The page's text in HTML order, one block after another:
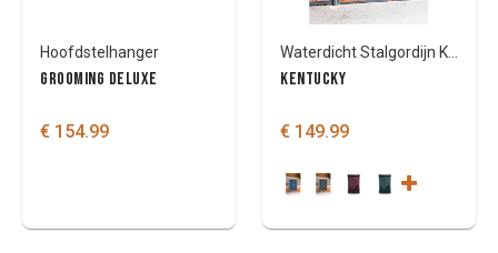
Hoofdstelhanger
GROOMING DELUXE
€ 154.99
KENTUCKY
€ 149.99